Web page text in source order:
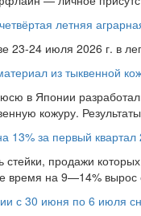
летняя
23-24 июля 2026 г. в
из тыквенной
в Японии
кожуру.
13% за первый квартал
продажи
время на 9—14%
с 30 июня по 6 июля